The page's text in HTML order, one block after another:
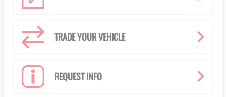
TRADE YOUR VEHICLE
REQUEST INFO